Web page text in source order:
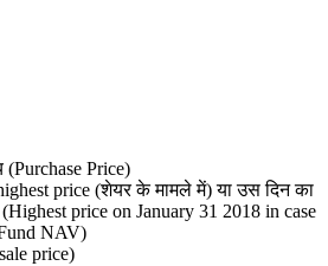
Price)
price (शेयर के मामले में) या उस दिन का
price on January 31 2018 in case
NAV)
price)